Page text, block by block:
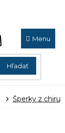
Hľadať
Šperky z